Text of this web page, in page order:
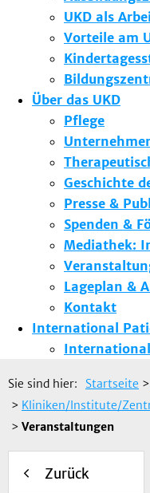
UKD als
Vorteile am
Über das UKD
Pflege
Geschichte
Presse &
Spenden &
Mediathek:
Lageplan &
Kontakt
International
Sie sind hier: Startseite >
> Kliniken/Institute/
> Veranstaltungen
Zurück